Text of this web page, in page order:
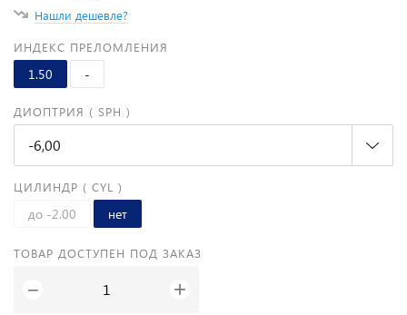
Нашли дешевле?
ИНДЕКС ПРЕЛОМЛЕНИЯ
1.50 -
ДИОПТРИЯ ( SPH )
-6,00
ЦИЛИНДР ( CYL )
до -2.00 нет
ТОВАР ДОСТУПЕН ПОД ЗАКАЗ
− +